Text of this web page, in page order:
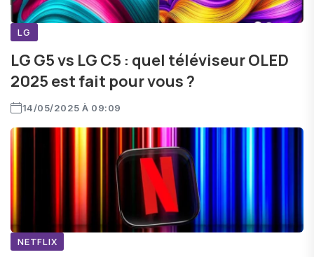
LG
LG G5 vs LG C5 : quel téléviseur OLED
2025 est fait pour vous ?
14/05/2025 À 09:09
NETFLIX